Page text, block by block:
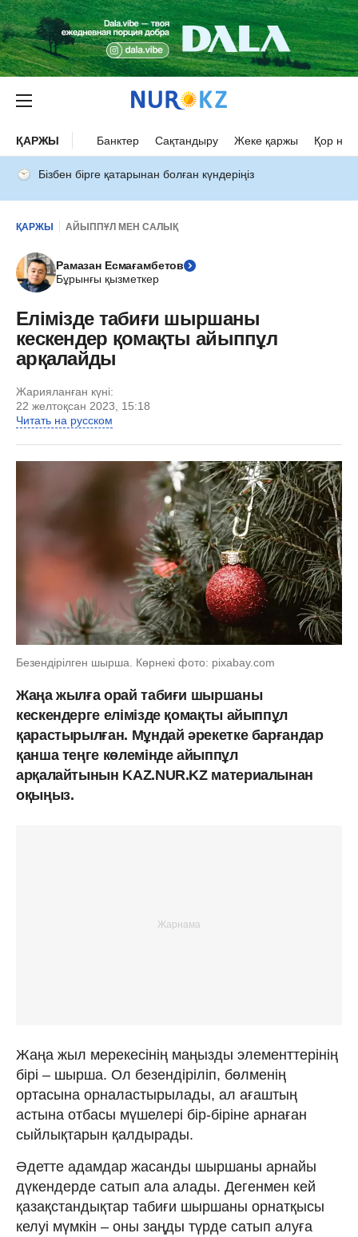
ҚАРЖЫ Банктер Сақтандыру Жеке қаржы Қор
Бізбен бірге қатарынан болған күндеріңіз
ҚАРЖЫ АЙЫППҰЛ МЕН САЛЫҚ
Рамазан Есмағамбетов
Бұрынғы қызметкер
Елімізде табиғи шыршаны
кескендер қомақты айыппұл
арқалайды
Жарияланған күні:
22 желтоқсан 2023, 15:18
Читать на русском
Безендірілген шырша. Көрнекі фото: pixabay.com
Жаңа жылға орай табиғи шыршаны
кескендерге елімізде қомақты айыппұл
қарастырылған. Мұндай әрекетке барғандар
қанша теңге көлемінде айыппұл
арқалайтынын KAZ.NUR.KZ материалынан
оқыңыз.
Жаңа жыл мерекесінің маңызды элементтерінің
бірі – шырша. Ол безендіріліп, бөлменің
ортасына орналастырылады, ал ағаштың
астына отбасы мүшелері бір-біріне арнаған
сыйлықтарын қалдырады.
Әдетте адамдар жасанды шыршаны арнайы
дүкендерде сатып ала алады. Дегенмен кей
қазақстандықтар табиғи шыршаны орнатқысы
келуі мүмкін – оны заңды түрде сатып алуға